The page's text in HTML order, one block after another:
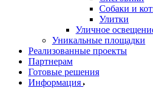
Собаки и
Улитки
Уличное
Уникальные площадки
Реализованные проекты
Партнерам
Готовые решения
Информация